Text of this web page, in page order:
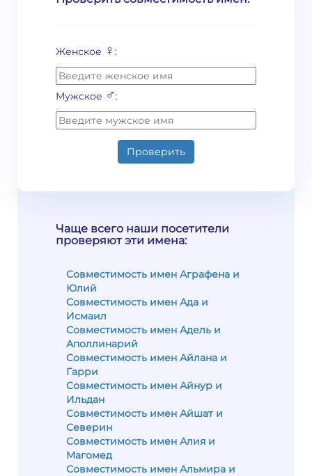
Женское ♀ :
Мужское ♂:
Проверить
Чаще всего наши посетители
проверяют эти имена:
Совместимость имен Аграфена и
Юлий
Совместимость имен Ада и
Исмаил
Совместимость имен Адель и
Аполлинарий
Совместимость имен Айлана и
Гарри
Совместимость имен Айнур и
Ильдан
Совместимость имен Айшат и
Северин
Совместимость имен Алия и
Магомед
Совместимость имен Альмира и